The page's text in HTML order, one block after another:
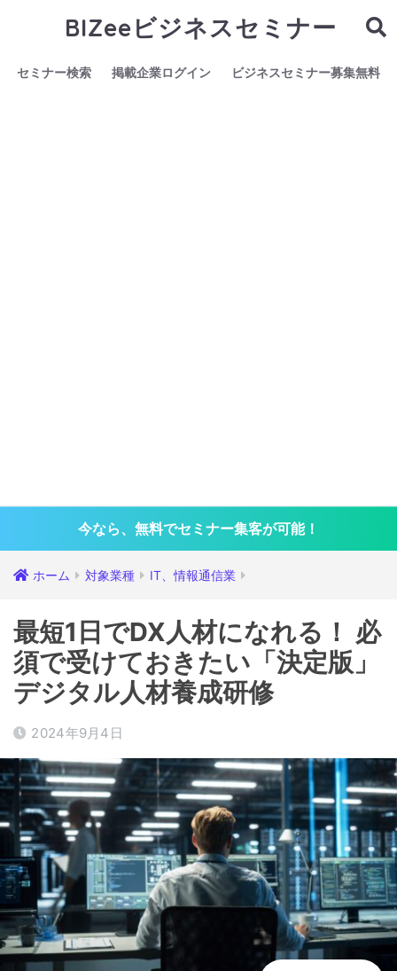
BIZeeビジネスセミナー
セミナー検索 掲載企業ログイン ビジネスセミナー募集無料
今なら、無料でセミナー集客が可能！
ホーム 対象業種 IT、情報通信業
最短1日でDX人材になれる！ 必
須で受けておきたい「決定版」
デジタル人材養成研修
2024年9月4日